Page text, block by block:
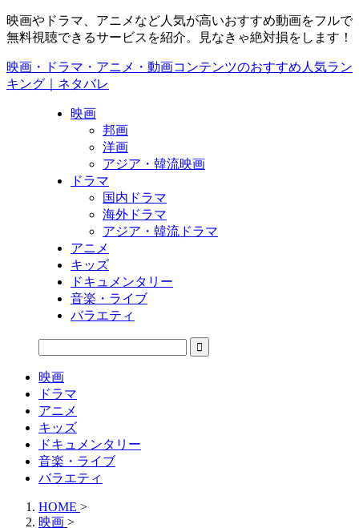
映画やドラマ、アニメなど人気が高いおすすめ動画をフルで
無料視聴できるサービスを紹介。見なきゃ絶対損をします！
映画・ドラマ・アニメ・動画コンテンツのおすすめ人気ラン
キング｜ネタバレ
映画
邦画
洋画
アジア・韓流映画
ドラマ
国内ドラマ
海外ドラマ
アジア・韓流ドラマ
アニメ
キッズ
ドキュメンタリー
音楽・ライブ
バラエティ
映画
ドラマ
アニメ
キッズ
ドキュメンタリー
音楽・ライブ
バラエティ
HOME >
映画 >